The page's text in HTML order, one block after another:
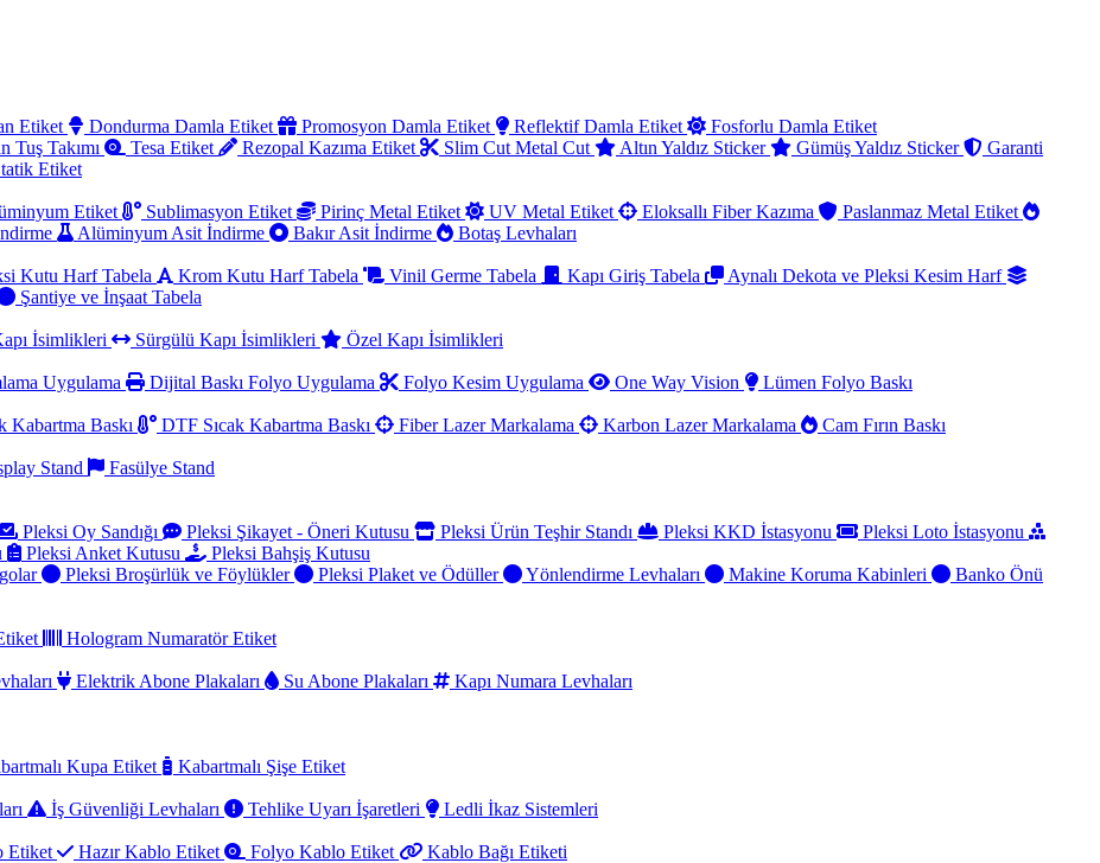
Etiket Dondurma Damla Etiket Promosyon Damla Etiket Reflektif Damla Etiket
Fosforlu Damla Etiket
Tuş Takımı Tesa Etiket Rezopal Kazıma Etiket Slim Cut Metal Cut Altın Yaldız Sticker Gümüş Yaldız Sticker
Garanti
Etiket
Etiket Sublimasyon Etiket Pirinç Metal Etiket UV Metal Etiket Eloksallı Fiber Kazıma
Paslanmaz Metal Etiket
Alüminyum Asit İndirme Bakır Asit İndirme
Botaş Levhaları
Kutu Harf Tabela Krom Kutu Harf Tabela Vinil Germe Tabela Kapı Giriş Tabela
Aynalı Dekota ve Pleksi Kesim Harf
Şantiye ve İnşaat Tabela
İsimlikleri Sürgülü Kapı İsimlikleri
Özel Kapı İsimlikleri
Uygulama Dijital Baskı Folyo Uygulama Folyo Kesim Uygulama One Way Vision
Lümen Folyo Baskı
Kabartma Baskı DTF Sıcak Kabartma Baskı Fiber Lazer Markalama Karbon Lazer Markalama
Cam Fırın Baskı
Stand
Fasülye Stand
Pleksi Oy Sandığı Pleksi Şikayet - Öneri Kutusu Pleksi Ürün Teşhir Standı Pleksi KKD İstasyonu
Pleksi Loto İstasyonu
Pleksi Anket Kutusu
Pleksi Bahşiş Kutusu
Pleksi Broşürlük ve Föylükler Pleksi Plaket ve Ödüller Yönlendirme Levhaları Makine Koruma Kabinleri
Banko Önü
Hologram Numaratör Etiket
Elektrik Abone Plakaları Su Abone Plakaları
Kapı Numara Levhaları
Kupa Etiket
Kabartmalı Şişe Etiket
İş Güvenliği Levhaları Tehlike Uyarı İşaretleri
Ledli İkaz Sistemleri
Etiket Hazır Kablo Etiket Folyo Kablo Etiket Kablo Bağı Etiketi